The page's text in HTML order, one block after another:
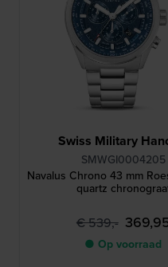
Swiss Military
SMWGI0004205
Navalus Chrono 43 mm
quartz
€ 539,-
● Op voorraad